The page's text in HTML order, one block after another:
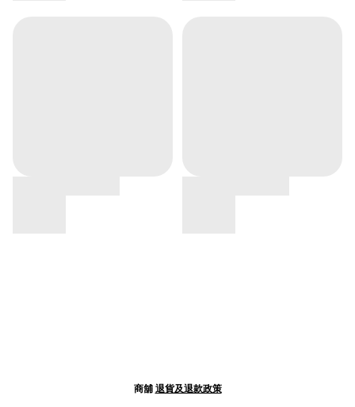
商舖 退貨及退款政策